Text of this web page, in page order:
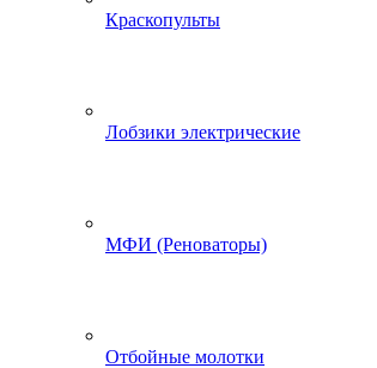
Краскопульты
Лобзики электрические
МФИ (Реноваторы)
Отбойные молотки